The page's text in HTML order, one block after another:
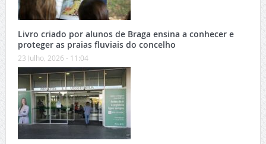
Livro criado por alunos de Braga ensina a conhecer e
proteger as praias fluviais do concelho
23 Julho, 2026 - 11:04